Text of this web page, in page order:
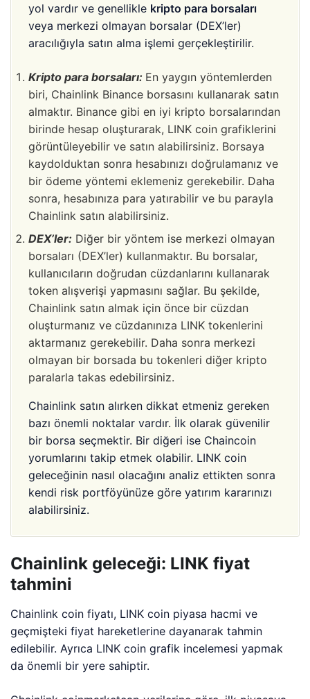
yol vardır ve genellikle kripto para borsaları
veya merkezi olmayan borsalar (DEX’ler)
aracılığıyla satın alma işlemi gerçekleştirilir.
Kripto para borsaları: En yaygın yöntemlerden
biri, Chainlink Binance borsasını kullanarak satın
almaktır. Binance gibi en iyi kripto borsalarından
birinde hesap oluşturarak, LINK coin grafiklerini
görüntüleyebilir ve satın alabilirsiniz. Borsaya
kaydolduktan sonra hesabınızı doğrulamanız ve
bir ödeme yöntemi eklemeniz gerekebilir. Daha
sonra, hesabınıza para yatırabilir ve bu parayla
Chainlink satın alabilirsiniz.
DEX’ler: Diğer bir yöntem ise merkezi olmayan
borsaları (DEX’ler) kullanmaktır. Bu borsalar,
kullanıcıların doğrudan cüzdanlarını kullanarak
token alışverişi yapmasını sağlar. Bu şekilde,
Chainlink satın almak için önce bir cüzdan
oluşturmanız ve cüzdanınıza LINK tokenlerini
aktarmanız gerekebilir. Daha sonra merkezi
olmayan bir borsada bu tokenleri diğer kripto
paralarla takas edebilirsiniz.
Chainlink satın alırken dikkat etmeniz gereken
bazı önemli noktalar vardır. İlk olarak güvenilir
bir borsa seçmektir. Bir diğeri ise Chaincoin
yorumlarını takip etmek olabilir. LINK coin
geleceğinin nasıl olacağını analiz ettikten sonra
kendi risk portföyünüze göre yatırım kararınızı
alabilirsiniz.
Chainlink geleceği: LINK fiyat
tahmini
Chainlink coin fiyatı, LINK coin piyasa hacmi ve
geçmişteki fiyat hareketlerine dayanarak tahmin
edilebilir. Ayrıca LINK coin grafik incelemesi yapmak
da önemli bir yere sahiptir.